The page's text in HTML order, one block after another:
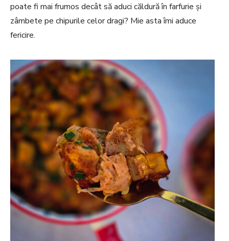
poate fi mai frumos decât să aduci căldură în farfurie și
zâmbete pe chipurile celor dragi? Mie asta îmi aduce
fericire.